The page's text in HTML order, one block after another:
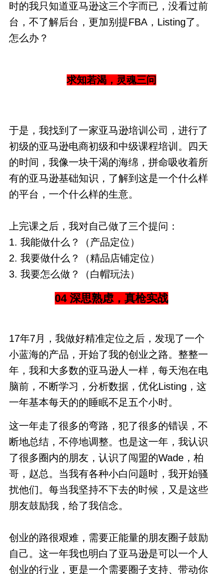
时的我只知道亚马逊这三个字而已，没看过前
台，不了解后台，更加别提FBA，Listing了。
怎么办？
求知若渴，灵魂三问
于是，我找到了一家亚马逊培训公司，进行了
初级的亚马逊电商初级和中级课程培训。四天
的时间，我像一块干渴的海绵，拼命吸收着所
有的亚马逊基础知识，了解到这是一个什么样
的平台，一个什么样的生意。
上完课之后，我对自己做了三个提问：
1. 我能做什么？（产品定位）
2. 我要做什么？（精品店铺定位）
3. 我要怎么做？（白帽玩法）
04 深思熟虑，真枪实战
17年7月，我做好精准定位之后，发现了一个
小蓝海的产品，开始了我的创业之路。整整一
年，我和大多数的亚马逊人一样，每天泡在电
脑前，不断学习，分析数据，优化Listing，这
一年基本每天的的睡眠不足五个小时。
这一年走了很多的弯路，犯了很多的错误，不
断地总结，不停地调整。也是这一年，我认识
了很多圈内的朋友，认识了闯盟的Wade，柏
哥，赵总。当我有各种小白问题时，我开始骚
扰他们。每当我坚持不下去的时候，又是这些
朋友鼓励我，给了我信念。
创业的路很艰难，需要正能量的朋友圈子鼓励
自己。这一年我也明白了亚马逊是可以一个人
创业的行业，更是一个需要圈子支持、带动你